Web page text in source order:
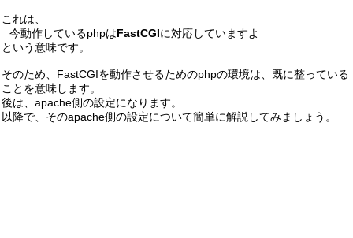
これは、
今動作しているphpはFastCGIに対応していますよ
という意味です。
そのため、FastCGIを動作させるためのphpの環境は、既に整っている
ことを意味します。
後は、apache側の設定になります。
以降で、そのapache側の設定について簡単に解説してみましょう。